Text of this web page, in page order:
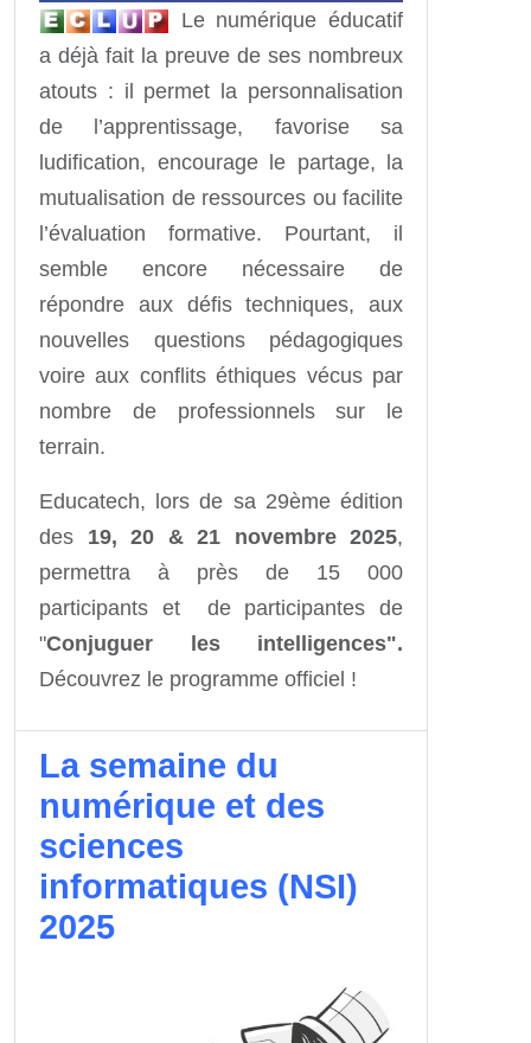
Le numérique éducatif
a déjà fait la preuve de ses nombreux
atouts : il permet la personnalisation
de l’apprentissage, favorise sa
ludification, encourage le partage, la
mutualisation de ressources ou facilite
l’évaluation formative. Pourtant, il
semble encore nécessaire de
répondre aux défis techniques, aux
nouvelles questions pédagogiques
voire aux conflits éthiques vécus par
nombre de professionnels sur le
terrain.
Educatech, lors de sa 29ème édition
des 19, 20 & 21 novembre 2025,
permettra à près de 15 000
participants et de participantes de
"Conjuguer les intelligences".
Découvrez le programme officiel !
La semaine du
numérique et des
sciences
informatiques (NSI)
2025